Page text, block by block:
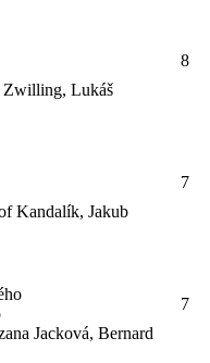
Zwilling, Lukáš
8
Kandalík, Jakub
7
Jacková, Bernard
7